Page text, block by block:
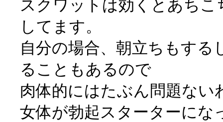
スクワットは効くとあち
してます。
自分の場合、朝立ちもする
ることもあるので
肉体的にはたぶん問題ない
女体が勃起スターターにな